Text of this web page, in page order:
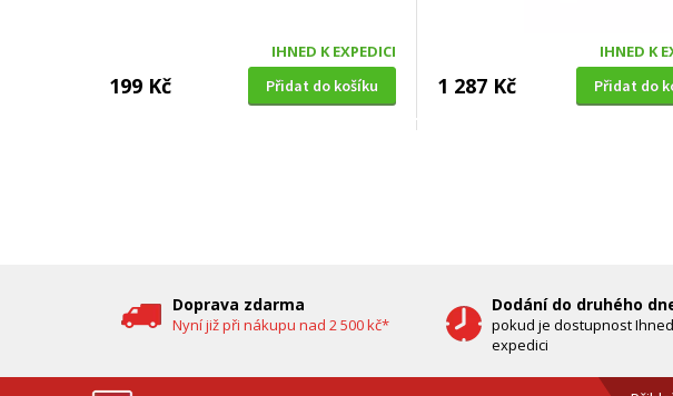
IHNED K EXPEDICI
199 Kč Přidat do košíku
IHNED K
1 287 Kč Přidat do
Doprava zdarma
Nyní již při nákupu nad 2 500 kč*
Dodání do druhého
pokud je dostupnost
expedici